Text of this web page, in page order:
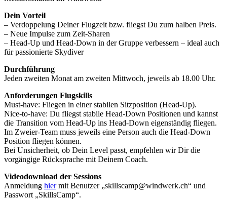
Dein Vorteil
– Verdoppelung Deiner Flugzeit bzw. fliegst Du zum halben Preis.
– Neue Impulse zum Zeit-Sharen
– Head-Up und Head-Down in der Gruppe verbessern – ideal auch
für passionierte Skydiver
Durchführung
Jeden zweiten Monat am zweiten Mittwoch, jeweils ab 18.00 Uhr.
Anforderungen Flugskills
Must-have: Fliegen in einer stabilen Sitzposition (Head-Up).
Nice-to-have: Du fliegst stabile Head-Down Positionen und kannst
die Transition vom Head-Up ins Head-Down eigenständig fliegen.
Im Zweier-Team muss jeweils eine Person auch die Head-Down
Position fliegen können.
Bei Unsicherheit, ob Dein Level passt, empfehlen wir Dir die
vorgängige Rücksprache mit Deinem Coach.
Videodownload der Sessions
Anmeldung hiermit Benutzer „skillscamp@windwerk.ch“ und
Passwort „SkillsCamp“.